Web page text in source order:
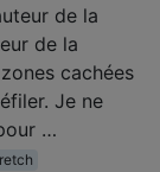
de la
de la
cachées
Je ne
…